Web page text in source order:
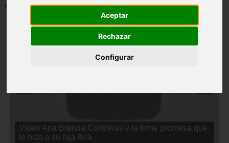
Aceptar
Rechazar
Configurar
Mostrando 1 - 24 de 2833 artículos
Video Ana Brenda Contreras y la firme promesa que
le hizo a su hija Aria